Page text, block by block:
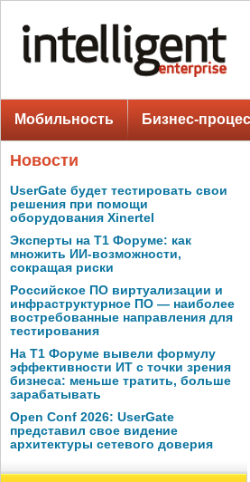
Мобильность Бизнес-
Новости
UserGate будет тестировать свои
решения при помощи
оборудования Xinertel
Эксперты на Т1 Форуме: как
множить ИИ-возможности,
сокращая риски
Российское ПО виртуализации и
инфраструктурное ПО — наиболее
востребованные направления для
тестирования
На Т1 Форуме вывели формулу
эффективности ИТ с точки зрения
бизнеса: меньше тратить, больше
зарабатывать
Open Conf 2026: UserGate
представил свое видение
архитектуры сетевого доверия